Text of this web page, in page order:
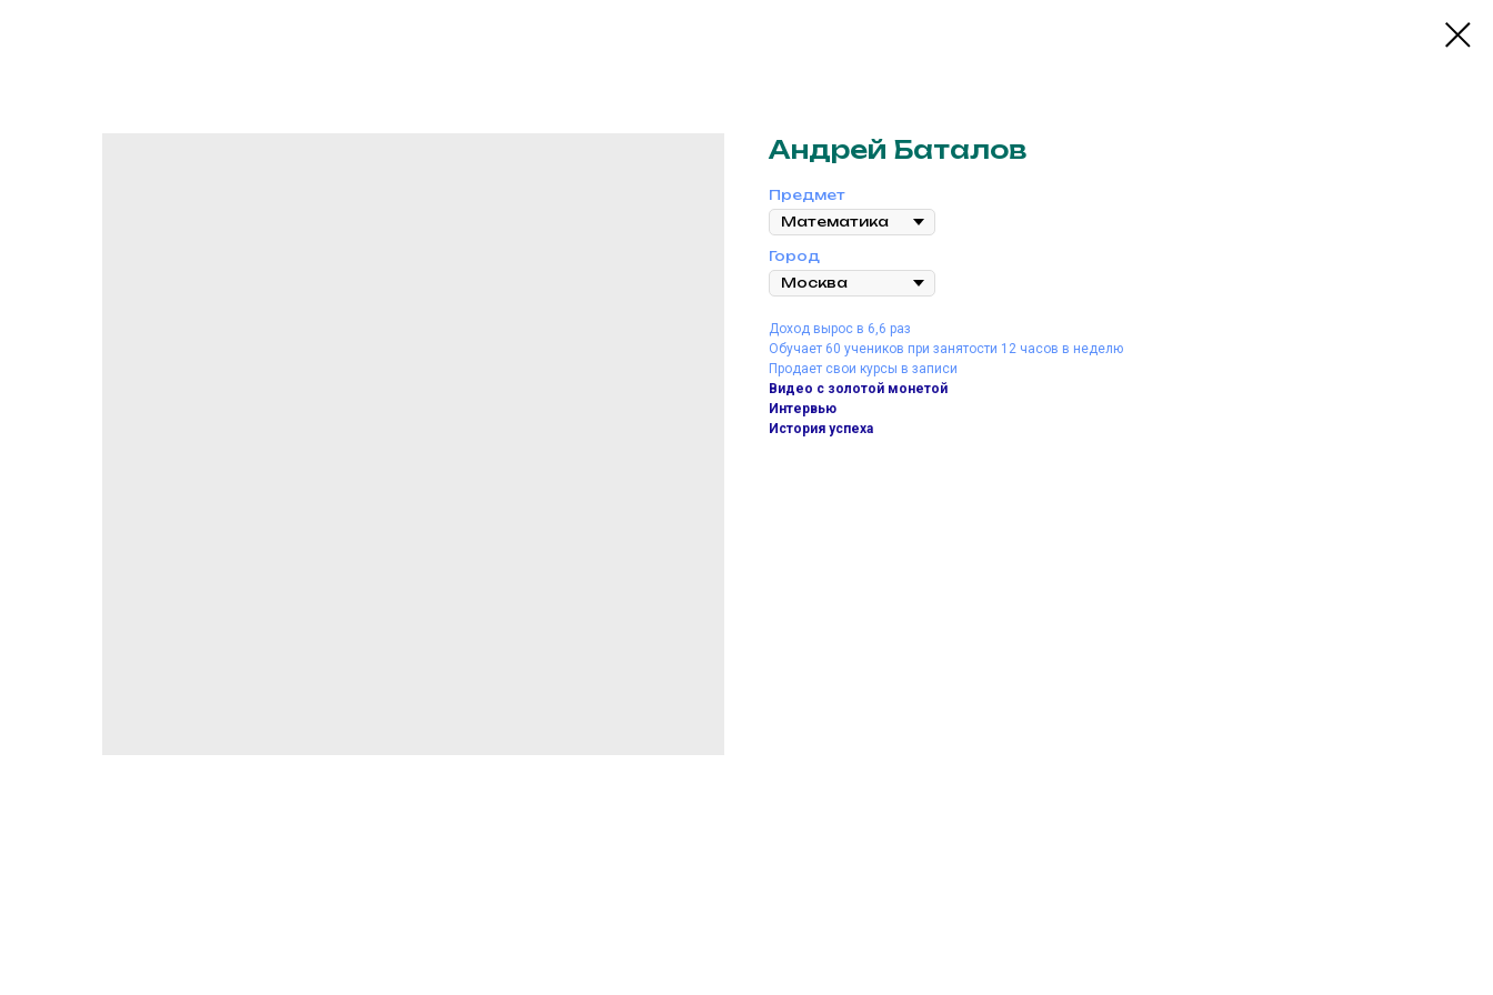
Андрей Баталов
Предмет
Город
Доход вырос в 6,6 раз
Обучает 60 учеников при занятости 12 часов в неделю
Продает свои курсы в записи
Видео с золотой монетой
Интервью
История успеха